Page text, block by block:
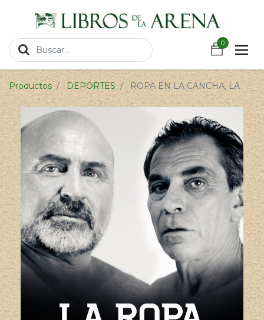
0
0
Productos DEPORTES ROPA EN LA CANCHA, LA